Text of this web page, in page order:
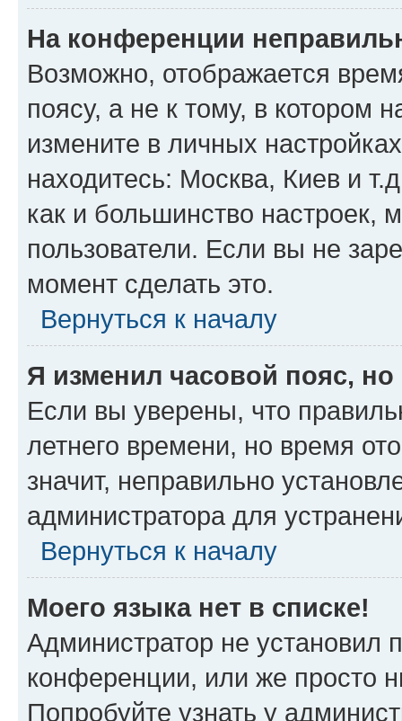
На конференции
Возможно, отображается
поясу, а не к тому, в котором
измените в личных
находитесь: Москва, Киев и
как и большинство настроек,
пользователи. Если вы не
момент сделать это.
Вернуться к началу
Я изменил часовой пояс,
Если вы уверены, что
летнего времени, но время
значит, неправильно
администратора для
Вернуться к началу
Моего языка нет в списке!
Администратор не установил
конференции, или же просто
Попробуйте узнать у